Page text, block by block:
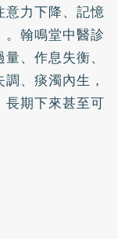
意力下降、記憶
翰鳴堂中醫診
、作息失衡、
、痰濁內生，
長期下來甚至可